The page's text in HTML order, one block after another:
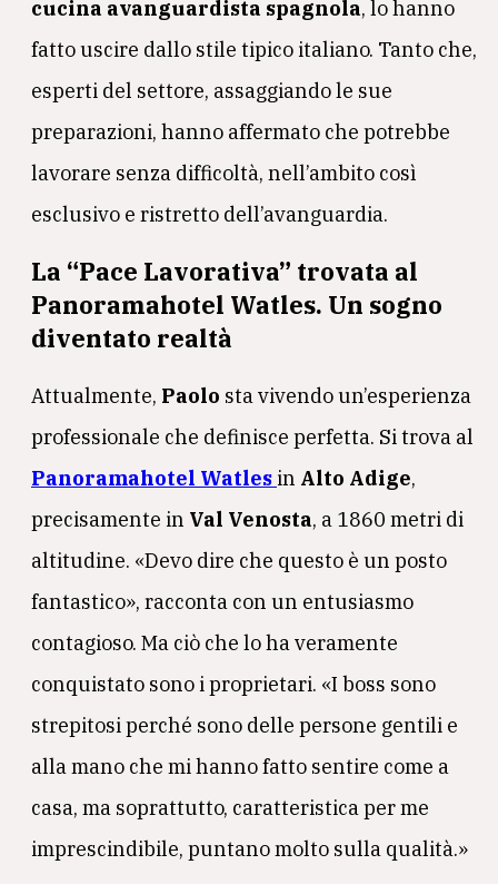
cucina avanguardista spagnola, lo hanno
fatto uscire dallo stile tipico italiano. Tanto che,
esperti del settore, assaggiando le sue
preparazioni, hanno affermato che potrebbe
lavorare senza difficoltà, nell’ambito così
esclusivo e ristretto dell’avanguardia.
La “Pace Lavorativa” trovata al
Panoramahotel Watles. Un sogno
diventato realtà
Attualmente, Paolo sta vivendo un’esperienza
professionale che definisce perfetta. Si trova al
Panoramahotel Watlesin Alto Adige,
precisamente in Val Venosta, a 1860 metri di
altitudine. «Devo dire che questo è un posto
fantastico», racconta con un entusiasmo
contagioso. Ma ciò che lo ha veramente
conquistato sono i proprietari. «I boss sono
strepitosi perché sono delle persone gentili e
alla mano che mi hanno fatto sentire come a
casa, ma soprattutto, caratteristica per me
imprescindibile, puntano molto sulla qualità.»